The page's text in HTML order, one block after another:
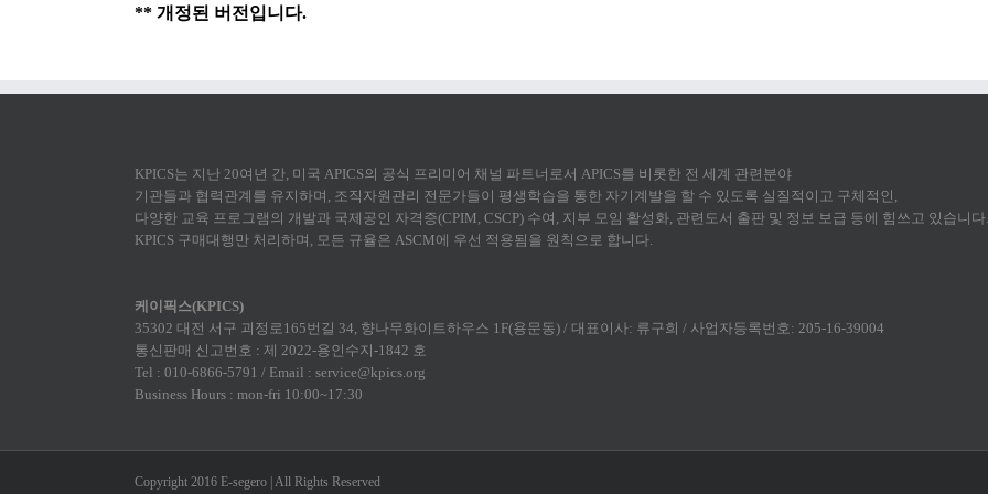
** 개정된 버전입니다.
KPICS는 지난 20여년 간, 미국 APICS의 공식 프리미어 채널 파트너로서 APICS를 비롯한 전 세계 관련분야
기관들과 협력관계를 유지하며, 조직자원관리 전문가들이 평생학습을 통한 자기계발을 할 수 있도록 실질적이고 구체적인,
다양한 교육 프로그램의 개발과 국제공인 자격증(CPIM, CSCP) 수여, 지부 모임 활성화, 관련도서 출판 및 정보 보급 등에 힘쓰고 있습니다.
KPICS 구매대행만 처리하며, 모든 규율은 ASCM에 우선 적용됨을 원칙으로 합니다.
케이픽스(KPICS)
35302 대전 서구 괴정로165번길 34, 향나무화이트하우스 1F(용문동) / 대표이사: 류구희 / 사업자등록번호: 205-16-39004
통신판매 신고번호 : 제 2022-용인수지-1842 호
Tel : 010-6866-5791 / Email : service@kpics.org
Business Hours : mon-fri 10:00~17:30
Copyright 2016 E-segero | All Rights Reserved